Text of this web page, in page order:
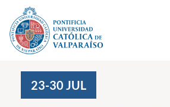
Click acá para ir directamente al contenido
Investigación, Creación e Innovación
23-30 JUL